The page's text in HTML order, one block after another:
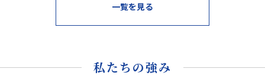
一覧を見る
私たちの強み